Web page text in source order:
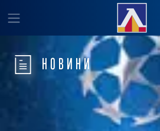
НОВИНИ